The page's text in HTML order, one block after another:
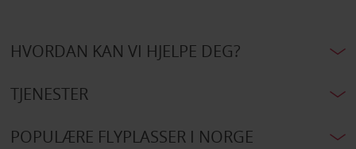
HVORDAN KAN VI HJELPE DEG?
TJENESTER
POPULÆRE FLYPLASSER I NORGE